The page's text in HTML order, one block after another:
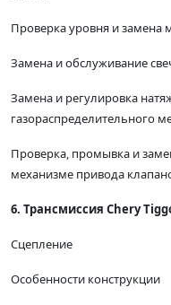
Проверка уровня и замена
Замена и обслуживание
Замена и регулировка
газораспределительного
Проверка, промывка и
механизме привода
6. Трансмиссия Chery
Сцепление
Особенности конструкции